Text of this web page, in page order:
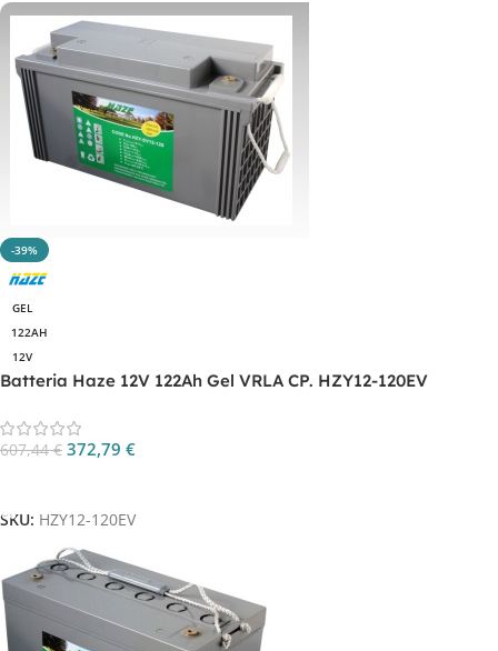
-39%
GEL
122AH
12V
Batteria Haze 12V 122Ah Gel VRLA CP. HZY12-120EV
607,44€ 372,79 €
SKU: HZY12-120EV